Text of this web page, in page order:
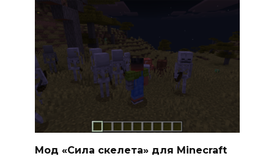
Мод «Сила скелета» для Minecraft